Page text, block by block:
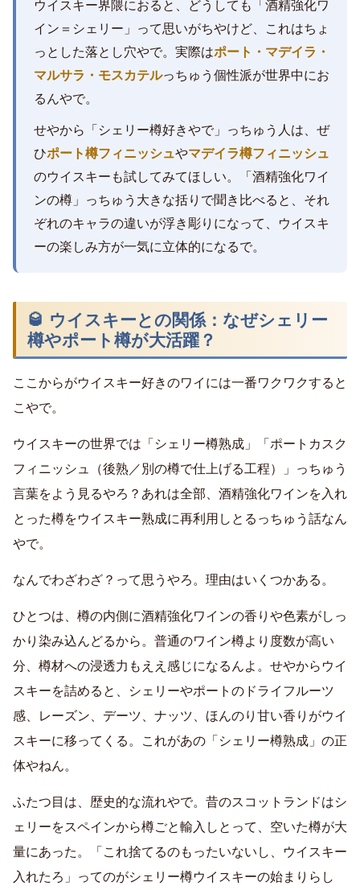
ウイスキー界隈におると、どうしても「酒精強化ワ
イン＝シェリー」って思いがちやけど、これはちょ
っとした落とし穴やで。実際はポート・マデイラ・
マルサラ・モスカテルっちゅう個性派が世界中にお
るんやで。
せやから「シェリー樽好きやで」っちゅう人は、ぜ
ひポート樽フィニッシュやマデイラ樽フィニッシュ
のウイスキーも試してみてほしい。「酒精強化ワイ
ンの樽」っちゅう大きな括りで聞き比べると、それ
ぞれのキャラの違いが浮き彫りになって、ウイスキ
ーの楽しみ方が一気に立体的になるで。
🥃 ウイスキーとの関係：なぜシェリー
樽やポート樽が大活躍？
ここからがウイスキー好きのワイには一番ワクワクすると
こやで。
ウイスキーの世界では「シェリー樽熟成」「ポートカスク
フィニッシュ（後熟／別の樽で仕上げる工程）」っちゅう
言葉をよう見るやろ？あれは全部、酒精強化ワインを入れ
とった樽をウイスキー熟成に再利用しとるっちゅう話なん
やで。
なんでわざわざ？って思うやろ。理由はいくつかある。
ひとつは、樽の内側に酒精強化ワインの香りや色素がしっ
かり染み込んどるから。普通のワイン樽より度数が高い
分、樽材への浸透力もええ感じになるんよ。せやからウイ
スキーを詰めると、シェリーやポートのドライフルーツ
感、レーズン、デーツ、ナッツ、ほんのり甘い香りがウイ
スキーに移ってくる。これがあの「シェリー樽熟成」の正
体やねん。
ふたつ目は、歴史的な流れやで。昔のスコットランドはシ
ェリーをスペインから樽ごと輸入しとって、空いた樽が大
量にあった。「これ捨てるのもったいないし、ウイスキー
入れたろ」ってのがシェリー樽ウイスキーの始まりらし